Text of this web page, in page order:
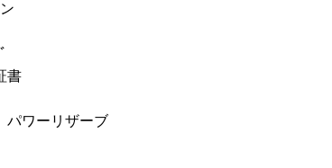
書
パワーリザーブ